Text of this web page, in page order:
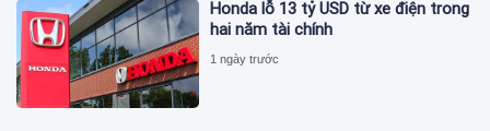
Honda lỗ 13 tỷ USD từ xe điện trong
hai năm tài chính
1 ngày trước